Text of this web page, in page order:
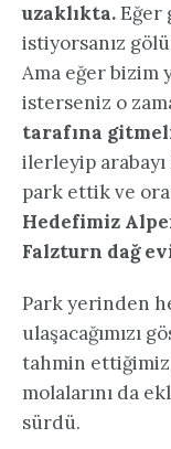
uzaklıkta.Eğer
istiyorsanız
Ama eğer bizim
isterseniz o
tarafına
ilerleyip
park ettik ve
Hedefimiz
Falzturn dağ
Park yerinden
ulaşacağımızı
tahmin
molalarını da
sürdü.